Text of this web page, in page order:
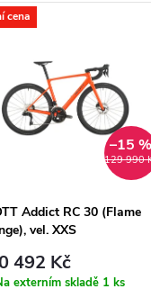
cena
129 990
–15 %
Addict RC 30 (Flame
vel. XXS
492 Kč
externím skladě 1 ks